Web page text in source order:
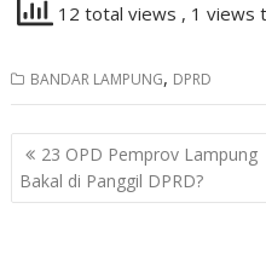
12 total views , 1 views
BANDAR LAMPUNG, DPRD
Navigasi
pos
23 OPD Pemprov Lampung
Bakal di Panggil DPRD?